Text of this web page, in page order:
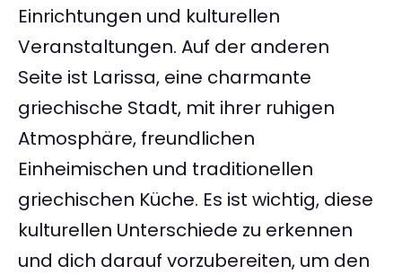
Einrichtungen und kulturellen
Veranstaltungen. Auf der anderen
Seite ist Larissa, eine charmante
griechische Stadt, mit ihrer ruhigen
Atmosphäre, freundlichen
Einheimischen und traditionellen
griechischen Küche. Es ist wichtig, diese
kulturellen Unterschiede zu erkennen
und dich darauf vorzubereiten, um den